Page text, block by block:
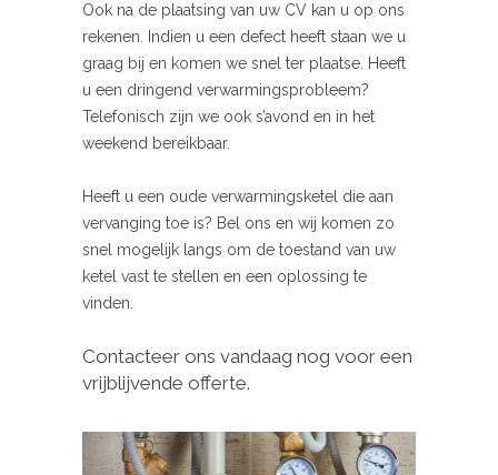
Ook na de plaatsing van uw CV kan u op ons
rekenen. Indien u een defect heeft staan we u
graag bij en komen we snel ter plaatse. Heeft
u een dringend verwarmingsprobleem?
Telefonisch zijn we ook s’avond en in het
weekend bereikbaar.
Heeft u een oude verwarmingsketel die aan
vervanging toe is? Bel ons en wij komen zo
snel mogelijk langs om de toestand van uw
ketel vast te stellen en een oplossing te
vinden.
Contacteer ons vandaag nog voor een
vrijblijvende offerte.